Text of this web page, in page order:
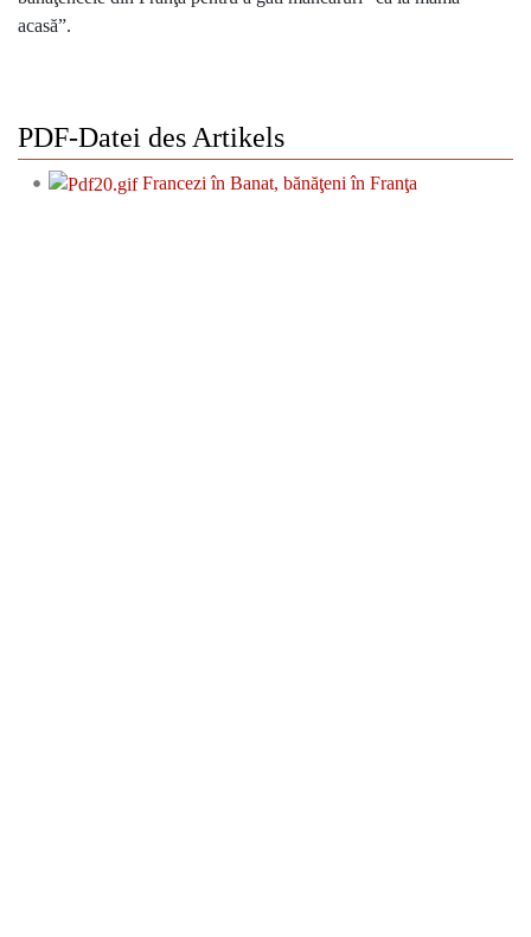
acasă”.
PDF-Datei des Artikels
Francezi în Banat, bănăţeni în Franţa